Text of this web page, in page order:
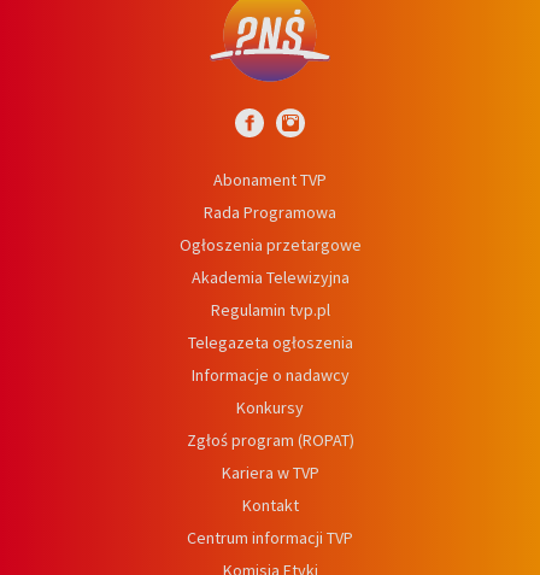
Abonament TVP
Rada Programowa
Ogłoszenia przetargowe
Akademia Telewizyjna
Regulamin tvp.pl
Telegazeta ogłoszenia
Informacje o nadawcy
Konkursy
Zgłoś program (ROPAT)
Kariera w TVP
Kontakt
Centrum informacji TVP
Komisja Etyki